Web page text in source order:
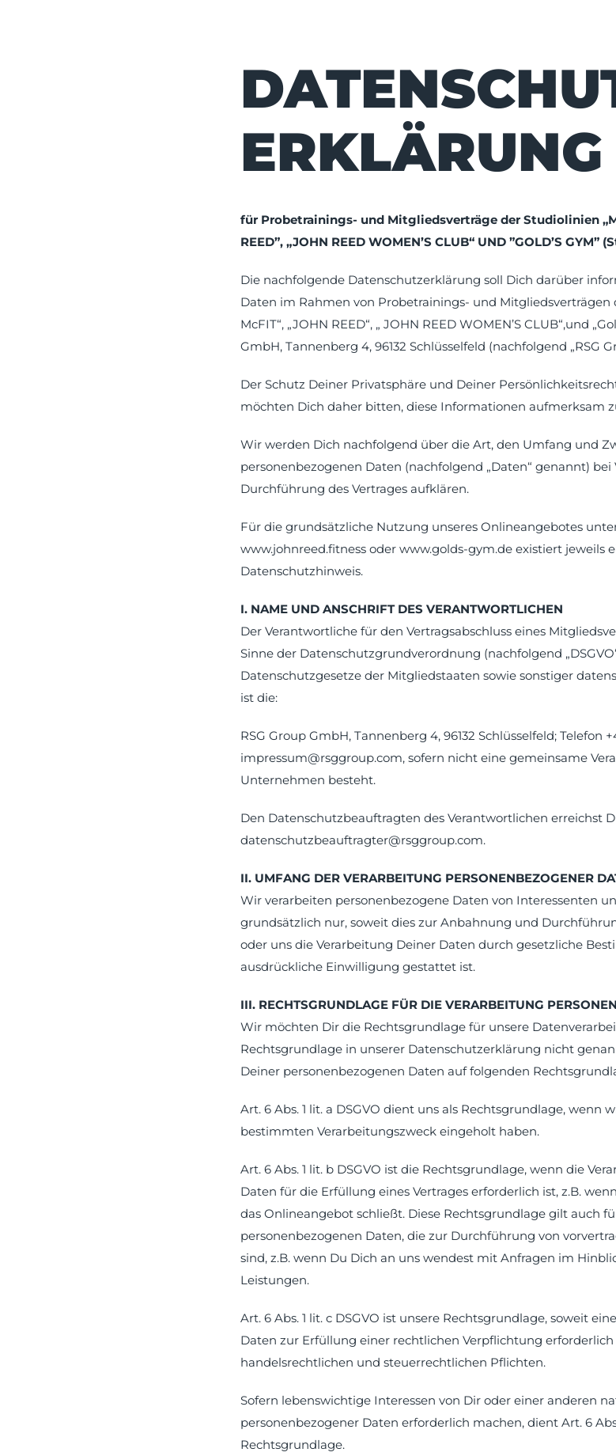
ERKLÄRUNG
für Probetrainings- und Mitgliedsverträge der Studiolinien
REED”, „JOHN REED WOMEN’S CLUB“ UND ”GOLD’S GYM”
Die nachfolgende Datenschutzerklärung soll Dich darüber
Daten im Rahmen von Probetrainings- und Mitgliedsverträgen
McFIT“, „JOHN REED“, „ JOHN REED WOMEN’S CLUB“,und
GmbH, Tannenberg 4, 96132 Schlüsselfeld (nachfolgend „RSG
Der Schutz Deiner Privatsphäre und Deiner
möchten Dich daher bitten, diese Informationen aufmerksam
Wir werden Dich nachfolgend über die Art, den Umfang und
personenbezogenen Daten (nachfolgend „Daten“ genannt) bei
Durchführung des Vertrages aufklären.
Für die grundsätzliche Nutzung unseres Onlineangebotes
www.johnreed.fitness oder www.golds-gym.de existiert jeweils
Datenschutzhinweis.
I. NAME UND ANSCHRIFT DES VERANTWORTLICHEN
Der Verantwortliche für den Vertragsabschluss eines
Sinne der Datenschutzgrundverordnung (nachfolgend
Datenschutzgesetze der Mitgliedstaaten sowie sonstiger
ist die:
RSG Group GmbH, Tannenberg 4, 96132 Schlüsselfeld; Telefon
impressum@rsggroup.com, sofern nicht eine gemeinsame
Unternehmen besteht.
Den Datenschutzbeauftragten des Verantwortlichen erreichst
datenschutzbeauftragter@rsggroup.com.
II. UMFANG DER VERARBEITUNG PERSONENBEZOGENER
Wir verarbeiten personenbezogene Daten von Interessenten
grundsätzlich nur, soweit dies zur Anbahnung und
oder uns die Verarbeitung Deiner Daten durch gesetzliche
ausdrückliche Einwilligung gestattet ist.
III. RECHTSGRUNDLAGE FÜR DIE VERARBEITUNG
Wir möchten Dir die Rechtsgrundlage für unsere
Rechtsgrundlage in unserer Datenschutzerklärung nicht
Deiner personenbezogenen Daten auf folgenden
Art. 6 Abs. 1 lit. a DSGVO dient uns als Rechtsgrundlage, wenn
bestimmten Verarbeitungszweck eingeholt haben.
Art. 6 Abs. 1 lit. b DSGVO ist die Rechtsgrundlage, wenn die
Daten für die Erfüllung eines Vertrages erforderlich ist, z.B.
das Onlineangebot schließt. Diese Rechtsgrundlage gilt auch
personenbezogenen Daten, die zur Durchführung von
sind, z.B. wenn Du Dich an uns wendest mit Anfragen im
Leistungen.
Art. 6 Abs. 1 lit. c DSGVO ist unsere Rechtsgrundlage, soweit
Daten zur Erfüllung einer rechtlichen Verpflichtung erforderlich
handelsrechtlichen und steuerrechtlichen Pflichten.
Sofern lebenswichtige Interessen von Dir oder einer anderen
personenbezogener Daten erforderlich machen, dient Art. 6
Rechtsgrundlage.